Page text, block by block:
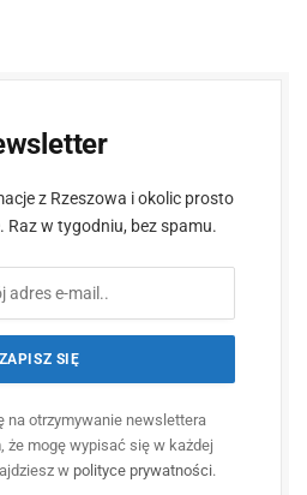
z Rzeszowa i okolic prosto
Raz w tygodniu, bez spamu.
na otrzymywanie newslettera
że mogę wypisać się w każdej
w polityce prywatności.